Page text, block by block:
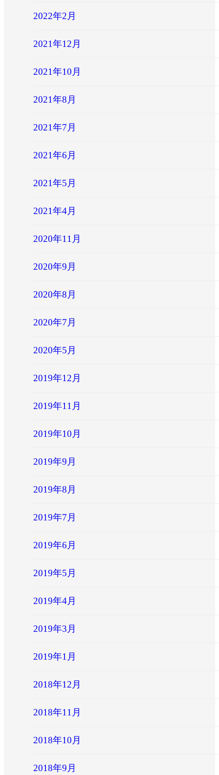
2022年2月
2021年12月
2021年10月
2021年8月
2021年7月
2021年6月
2021年5月
2021年4月
2020年11月
2020年9月
2020年8月
2020年7月
2020年5月
2019年12月
2019年11月
2019年10月
2019年9月
2019年8月
2019年7月
2019年6月
2019年5月
2019年4月
2019年3月
2019年1月
2018年12月
2018年11月
2018年10月
2018年9月